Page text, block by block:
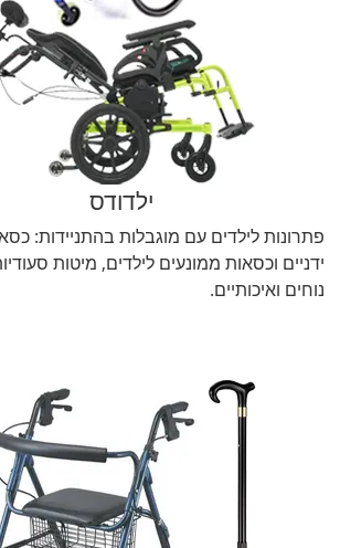
ילדודס
פתרונות לילדים עם מוגבלות בהתניידות:
ידניים וכסאות ממונעים לילדים, מיטות
נוחים ואיכותיים.